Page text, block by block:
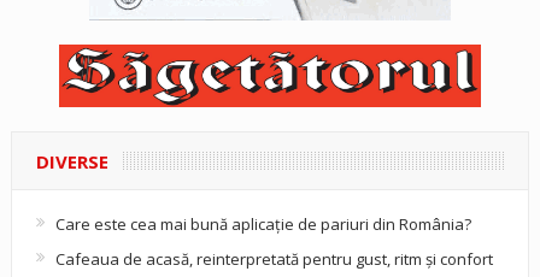
DIVERSE
Care este cea mai bună aplicație de pariuri din România?
Cafeaua de acasă, reinterpretată pentru gust, ritm și confort